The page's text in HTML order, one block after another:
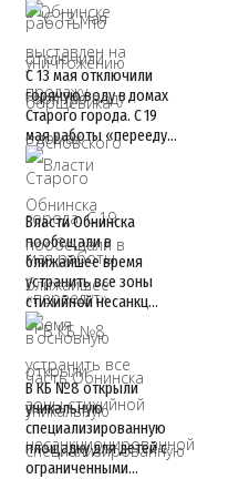
С 13 мая отключили
горячую воду в домах
Старого города. С 19
мая работы «перееду…
Власти Обнинска
пообещали в
ближайшее время
устранить все зоны
стихийной несанкц…
В КБ №8 открыли
уникальную
специализированную
площадку для детей с
ограниченными…